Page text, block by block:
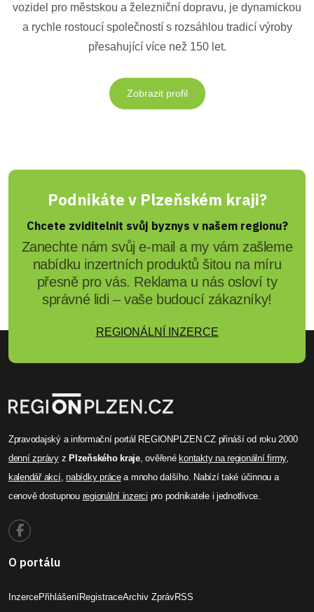
vozidel pro městskou a železniční dopravu, je dynamickou
a rychle rostoucí společností s rozsáhlou tradicí výroby
přesahující více než 150 let.
Zobrazit profil
Podnikáte v Plzeňském kraji?
Chcete zviditelnit svůj byznys v našem regionu?
Zanechte nám svůj e-mail a my vám zašleme
nabídku inzertních produktů šitou na míru
přesně pro vás. Reklama u nás osloví ty
správné lidi – vaše budoucí zákazníky!
REGIONÁLNÍ INZERCE
Zpravodajský a informační portál REGIONPLZEN.CZ přináší od roku 2000
denní zprávyz Plzeňského kraje, ověřené kontakty na regionální firmy,
kalendář akcí,nabídky prácea mnoho dalšího. Nabízí také účinnou a
cenově dostupnou regionální inzerci pro podnikatele i jednotlivce.
O portálu
InzercePřihlášeníRegistraceArchiv ZprávRSS